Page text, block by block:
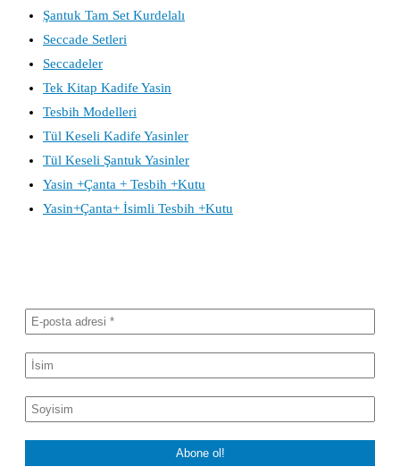
Şantuk Tam Set Kurdelalı
Seccade Setleri
Seccadeler
Tek Kitap Kadife Yasin
Tesbih Modelleri
Tül Keseli Kadife Yasinler
Tül Keseli Şantuk Yasinler
Yasin +Çanta + Tesbih +Kutu
Yasin+Çanta+ İsimli Tesbih +Kutu